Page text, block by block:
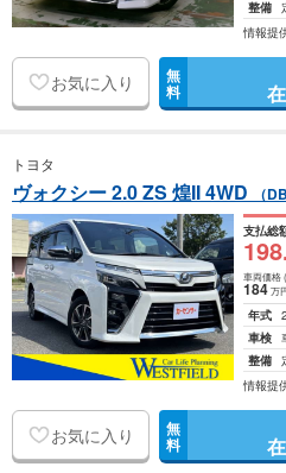
整備
情報提
お気に入り 無
料
トヨタ
ヴォクシー 2.0 ZS 煌II 4WD （
支払総
198
車両価格
184万
年式
車検
整備
情報提
お気に入り 無
料